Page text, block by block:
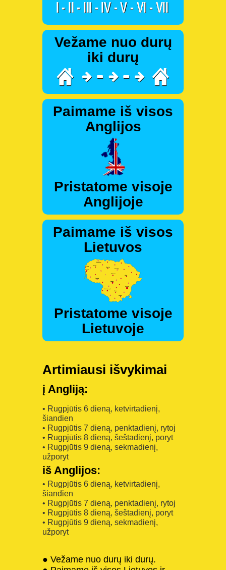
Vežame nuo durų
iki durų
Paimame iš visos
Anglijos
Pristatome visoje
Anglijoje
Paimame iš visos
Lietuvos
Pristatome visoje
Lietuvoje
Artimiausi išvykimai
į Angliją:
• Rugpjūtis 6 dieną, ketvirtadienį,
šiandien
• Rugpjūtis 7 dieną, penktadienį, rytoj
• Rugpjūtis 8 dieną, šeštadienį, poryt
• Rugpjūtis 9 dieną, sekmadienį,
užporyt
iš Anglijos:
• Rugpjūtis 6 dieną, ketvirtadienį,
šiandien
• Rugpjūtis 7 dieną, penktadienį, rytoj
• Rugpjūtis 8 dieną, šeštadienį, poryt
• Rugpjūtis 9 dieną, sekmadienį,
užporyt
● Vežame nuo durų iki durų.